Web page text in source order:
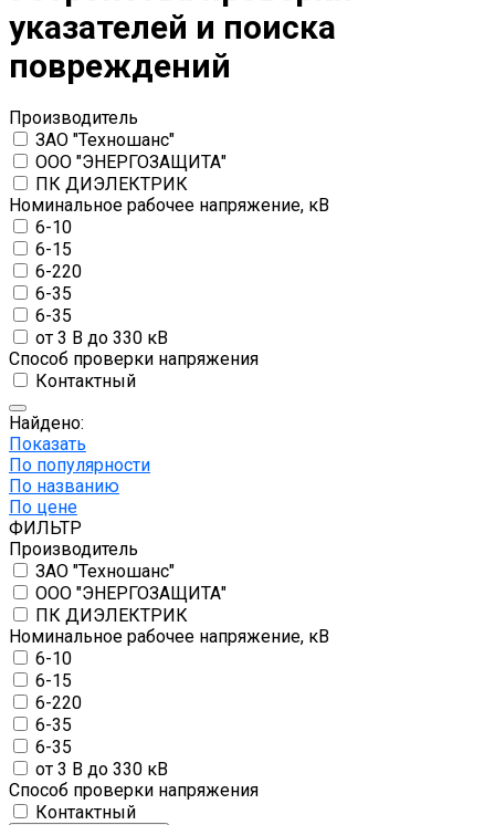
указателей и поиска
повреждений
Производитель
ЗАО "Техношанс"
ООО "ЭНЕРГОЗАЩИТА"
ПК ДИЭЛЕКТРИК
Номинальное рабочее напряжение, кВ
6-10
6-15
6-220
6-35
6-35
от 3 В до 330 кВ
Способ проверки напряжения
Контактный
Найдено:
Показать
По популярности
По названию
По цене
ФИЛЬТР
Производитель
ЗАО "Техношанс"
ООО "ЭНЕРГОЗАЩИТА"
ПК ДИЭЛЕКТРИК
Номинальное рабочее напряжение, кВ
6-10
6-15
6-220
6-35
6-35
от 3 В до 330 кВ
Способ проверки напряжения
Контактный